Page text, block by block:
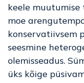
keele
moe
konservatiivsem
seesmine
olemisseadus.
üks kõige